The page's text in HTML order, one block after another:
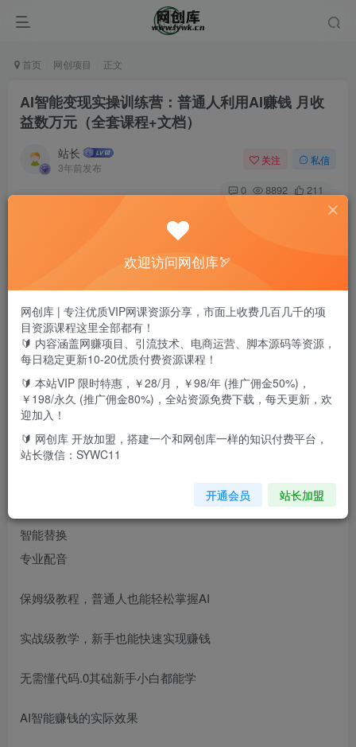
首页 网创项目 正文
AI智能变现实操训练营：普通人利用AI赚钱 月收
益数万元（全套课程+文档）
站长
3年前发布
关注 私信
0 8892 211
AI文本技术
AI图像技术
AI视频技术
AI语音合成
智能替换
专业配音
保姆级教程，普通人也能轻松掌握AI
实战级教学，新手也能快速实现赚钱
无需懂代码.0其础新手小白都能学
AI智能赚钱的实际效果
欢迎访问网创库🏹
网创库 | 专注优质VIP网课资源分享，市面上收费几百几千的项
目资源课程这里全部都有！
🔰 内容涵盖网赚项目、引流技术、电商运营、脚本源码等资源，
每日稳定更新10-20优质付费资源课程！
🔰 本站VIP 限时特惠，￥28/月，￥98/年 (推广佣金50%)，
￥198/永久 (推广佣金80%)，全站资源免费下载，每天更新，欢
迎加入！
🔰 网创库 开放加盟，搭建一个和网创库一样的知识付费平台，
站长微信：SYWC11
开通会员 站长加盟